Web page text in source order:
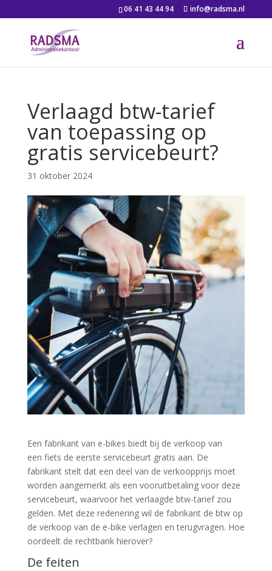
06 41 43 44 94 info@radsma.nl
Verlaagd btw-tarief
van toepassing op
gratis servicebeurt?
31 oktober 2024
Een fabrikant van e-bikes biedt bij de verkoop van
een fiets de eerste servicebeurt gratis aan. De
fabrikant stelt dat een deel van de verkoopprijs moet
worden aangemerkt als een vooruitbetaling voor deze
servicebeurt, waarvoor het verlaagde btw-tarief zou
gelden. Met deze redenering wil de fabrikant de btw op
de verkoop van de e-bike verlagen en terugvragen. Hoe
oordeelt de rechtbank hierover?
De feiten